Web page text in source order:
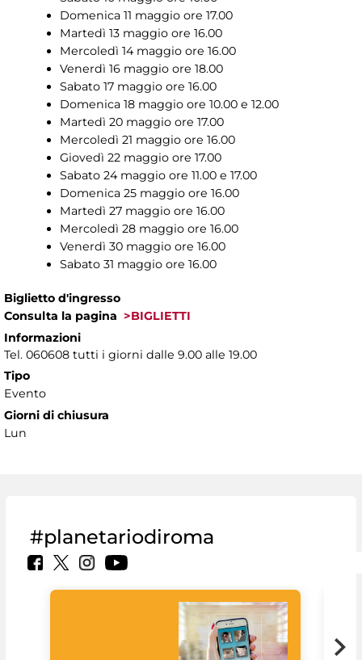
Domenica 11 maggio ore 17.00
Martedì 13 maggio ore 16.00
Mercoledì 14 maggio ore 16.00
Venerdì 16 maggio ore 18.00
Sabato 17 maggio ore 16.00
Domenica 18 maggio ore 10.00 e 12.00
Martedì 20 maggio ore 17.00
Mercoledì 21 maggio ore 16.00
Giovedì 22 maggio ore 17.00
Sabato 24 maggio ore 11.00 e 17.00
Domenica 25 maggio ore 16.00
Martedì 27 maggio ore 16.00
Mercoledì 28 maggio ore 16.00
Venerdì 30 maggio ore 16.00
Sabato 31 maggio ore 16.00
Biglietto d'ingresso
Consulta la pagina >BIGLIETTI
Informazioni
Tel. 060608 tutti i giorni dalle 9.00 alle 19.00
Tipo
Evento
Giorni di chiusura
Lun
#planetariodiroma